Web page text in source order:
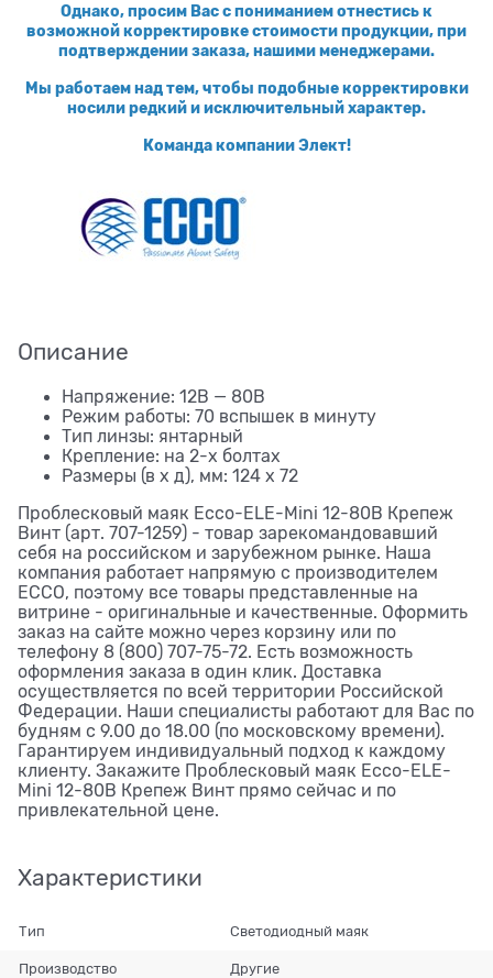
Однако, просим Вас с пониманием отнестись к
возможной корректировке стоимости продукции, при
подтверждении заказа, нашими менеджерами.
Мы работаем над тем, чтобы подобные корректировки
носили редкий и исключительный характер.
Команда компании Элект!
Описание
Напряжение: 12В — 80В
Режим работы: 70 вспышек в минуту
Тип линзы: янтарный
Крепление: на 2-х болтах
Размеры (в х д), мм: 124 х 72
Проблесковый маяк Ecco-ELE-Mini 12-80В Крепеж
Винт (арт. 707-1259) - товар зарекомандовавший
себя на российском и зарубежном рынке. Наша
компания работает напрямую с производителем
ECCO, поэтому все товары представленные на
витрине - оригинальные и качественные. Оформить
заказ на сайте можно через корзину или по
телефону 8 (800) 707-75-72. Есть возможность
оформления заказа в один клик. Доставка
осуществляется по всей территории Российской
Федерации. Наши специалисты работают для Вас по
будням с 9.00 до 18.00 (по московскому времени).
Гарантируем индивидуальный подход к каждому
клиенту. Закажите Проблесковый маяк Ecco-ELE-
Mini 12-80В Крепеж Винт прямо сейчас и по
привлекательной цене.
Характеристики
Тип Светодиодный маяк
Производство Другие